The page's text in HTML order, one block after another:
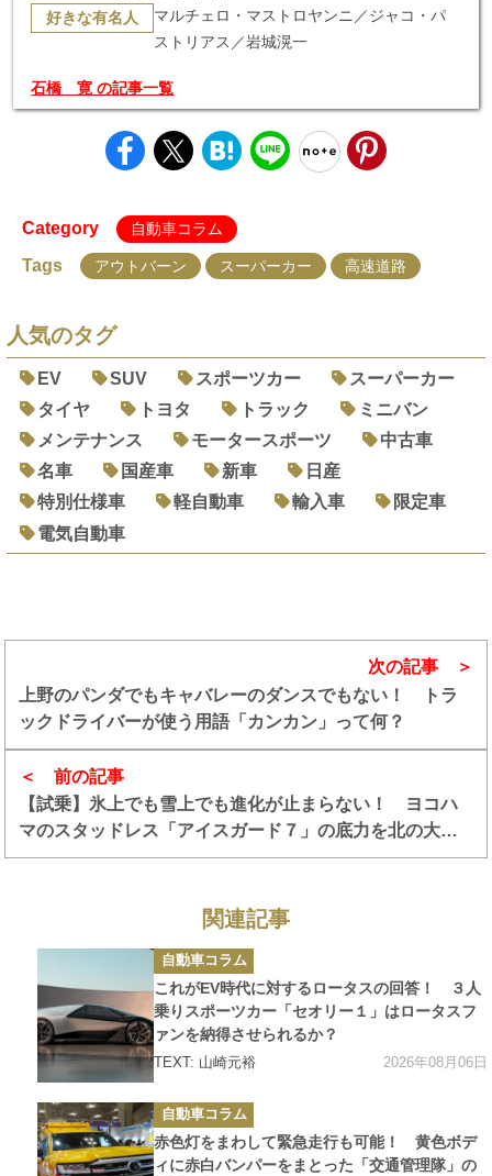
好きな有名人
マルチェロ・マストロヤンニ／ジャコ・パ
ストリアス／岩城滉一
石橋 寛 の記事一覧
Category 自動車コラム
Tags アウトバーン スーパーカー 高速道路
人気のタグ
EV SUV スポーツカー
スーパーカー
タイヤ
トヨタ トラック
ミニバン
メンテナンス
モータースポーツ
中古車
名車
国産車 新車
日産
特別仕様車
軽自動車 輸入車
限定車
電気自動車
前の記事
【試乗】氷上でも雪上でも進化が止まらない！ ヨコハ
マのスタッドレス「アイスガード７」の底力を北の大地
で体感
次の記事
上野のパンダでもキャバレーのダンスでもない！ トラ
ックドライバーが使う用語「カンカン」って何？
関連記事
カ
テ
ゴ
リ
ー
自動車コラム
これがEV時代に対するロータスの回答！ ３人
乗りスポーツカー「セオリー１」はロータスフ
ァンを納得させられるか？
TEXT: 山崎元裕 2026年08月06日
カ
テ
ゴ
リ
ー
自動車コラム
赤色灯をまわして緊急走行も可能！ 黄色ボデ
ィに赤白バンパーをまとった「交通管理隊」の